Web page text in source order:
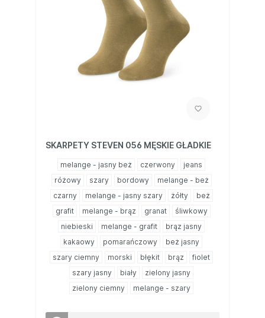
SKARPETY STEVEN 056 MĘSKIE GŁADKIE
melange - jasny beż czerwony
jeans
różowy
szary bordowy
melange - beż
czarny
melange - jasny szary żółty
beż
grafit
melange - brąz granat
śliwkowy
niebieski
melange - grafit
brąz jasny
kakaowy
pomarańczowy
beż jasny
szary ciemny
morski błękit brąz
fiolet
szary jasny
biały
zielony jasny
zielony ciemny
melange - szary